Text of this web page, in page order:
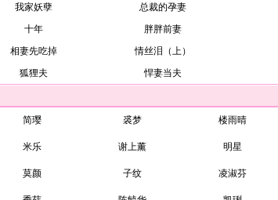
我家妖孽
总裁的孕妻
十年
胖胖前妻
相妻先吃掉
情丝泪（上）
狐狸夫 悍妻当夫
简璎 裘梦 楼雨晴
米乐 谢上薰 明星
莫颜 子纹 凌淑芬